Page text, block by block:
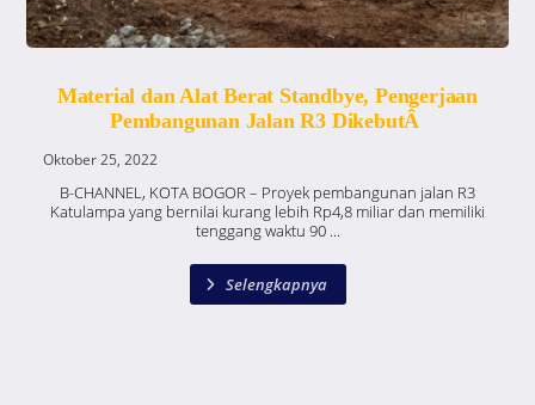
Material dan Alat Berat Standbye, Pengerjaan
Pembangunan Jalan R3 DikebutÂ
Oktober 25, 2022
B-CHANNEL, KOTA BOGOR – Proyek pembangunan jalan R3
Katulampa yang bernilai kurang lebih Rp4,8 miliar dan memiliki
tenggang waktu 90 ...
Selengkapnya